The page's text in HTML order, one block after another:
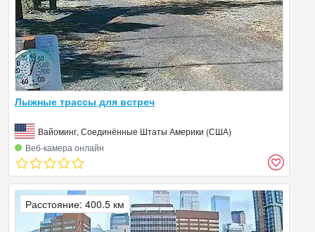
Лыжные трассы для встреч
Вайоминг, Соединённые Штаты Америки (США)
Веб‑камера онлайн
Расстояние: 400.5 км